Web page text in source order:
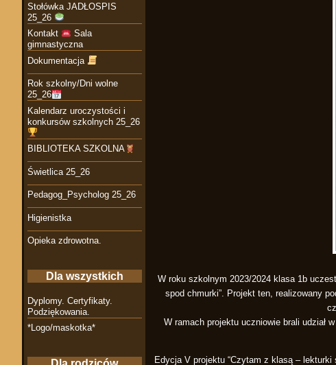
W roku szkolnym 2023/2024 klasa 1b
spod chmurki”. Projekt ten, realizowany
W ramach projektu uczniowie brali udział
Edycja V projektu “Czytam z klasą – lekturki
Stołówka JADŁOSPIS
25_26
Kontakt
Sala
gimnastyczna
Dokumentacja
Rok szkolny/Dni wolne
25_26
Kalendarz uroczystości i
konkursów szkolnych 25_26
BIBLIOTEKA SZKOLNA
Świetlica 25_26
Pedagog_Psycholog 25_26
Higienistka
Opieka zdrowotna.
Dla wszystkich
Dyplomy. Certyfikaty.
Podziękowania.
*Logo/maskotka*